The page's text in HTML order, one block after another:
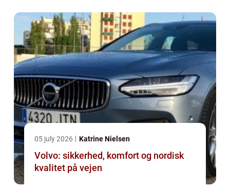
05 july 2026 Katrine Nielsen
Volvo: sikkerhed, komfort og nordisk
kvalitet på vejen